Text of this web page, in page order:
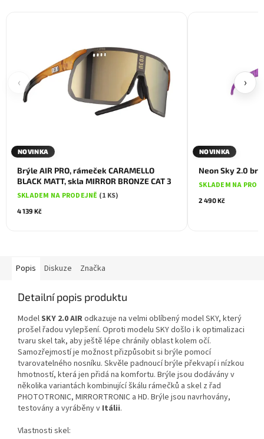
‹
NOVINKA
Brýle AIR PRO, rámeček CARAMELLO
BLACK MATT, skla MIRROR BRONZE CAT 3
SKLADEM NA PRODEJNĚ (1 KS)
4 139 Kč
NOVINKA
Neon Sky 2.0
SKLADEM NA
2 490 Kč
›
Popis Diskuze Značka
Detailní popis produktu
ModelSKY 2.0 AIRodkazuje na velmi oblíbený model SKY, který
prošel řadou vylepšení. Oproti modelu SKY došlo i k optimalizaci
tvaru skel tak, aby ještě lépe chránily oblast kolem očí.
Samozřejmostí je možnost přizpůsobit si brýle pomocí
tvarovatelného nosníku. Skvěle padnoucí brýle překvapí i nízkou
hmotností, která jen přidá na komfortu. Brýle jsou dodávány v
několika variantách kombinující škálu rámečků a skel z řad
PHOTOTRONIC, MIRRORTRONIC a HD. Brýle jsou navrhovány,
testovány a vyráběny v Itálii.
Vlastnosti skel: